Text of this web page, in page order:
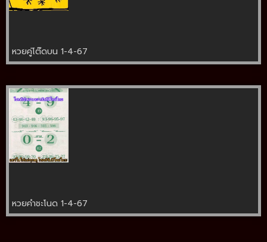
หวยคู่โต๊ดบน 1-4-67
หวยคำชะโนด 1-4-67